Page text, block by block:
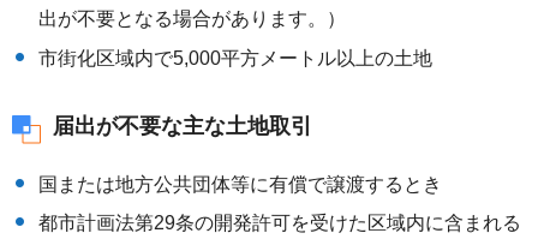
出が不要となる場合があります。）
市街化区域内で5,000平方メートル以上の土地
届出が不要な主な土地取引
国または地方公共団体等に有償で譲渡するとき
都市計画法第29条の開発許可を受けた区域内に含まれる